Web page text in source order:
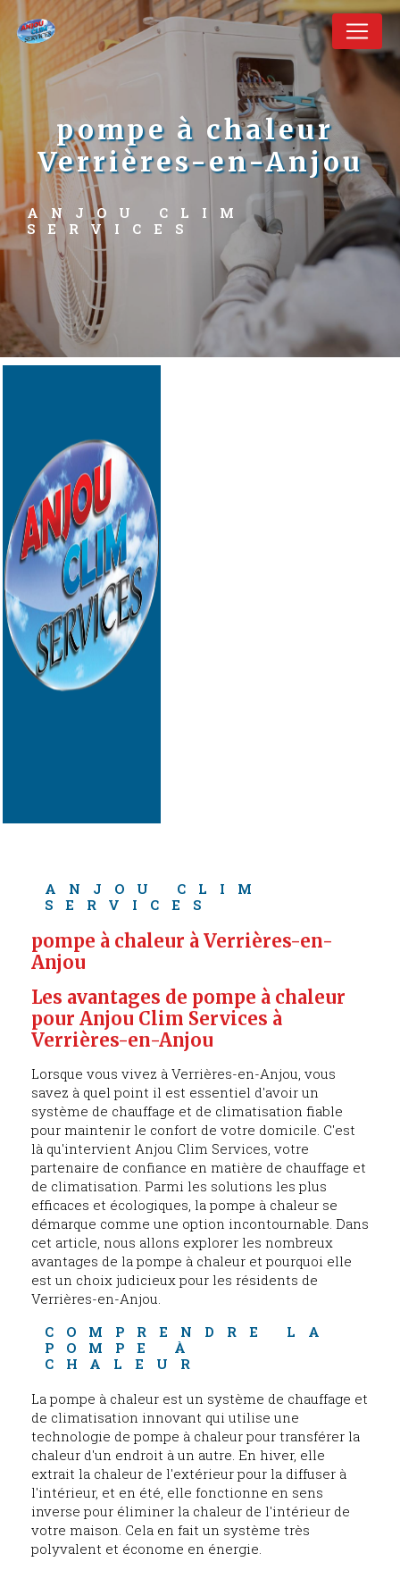
pompe à chaleur
Verrières-en-Anjou
ANJOU CLIM
SERVICES
ANJOU CLIM
SERVICES
pompe à chaleur à Verrières-en-
Anjou
Les avantages de pompe à chaleur
pour Anjou Clim Services à
Verrières-en-Anjou
Lorsque vous vivez à Verrières-en-Anjou, vous
savez à quel point il est essentiel d'avoir un
système de chauffage et de climatisation fiable
pour maintenir le confort de votre domicile. C'est
là qu'intervient Anjou Clim Services, votre
partenaire de confiance en matière de chauffage et
de climatisation. Parmi les solutions les plus
efficaces et écologiques, la pompe à chaleur se
démarque comme une option incontournable. Dans
cet article, nous allons explorer les nombreux
avantages de la pompe à chaleur et pourquoi elle
est un choix judicieux pour les résidents de
Verrières-en-Anjou.
COMPRENDRE LA
POMPE À
CHALEUR
La pompe à chaleur est un système de chauffage et
de climatisation innovant qui utilise une
technologie de pompe à chaleur pour transférer la
chaleur d'un endroit à un autre. En hiver, elle
extrait la chaleur de l'extérieur pour la diffuser à
l'intérieur, et en été, elle fonctionne en sens
inverse pour éliminer la chaleur de l'intérieur de
votre maison. Cela en fait un système très
polyvalent et économe en énergie.
Panneau de gestion des cookies